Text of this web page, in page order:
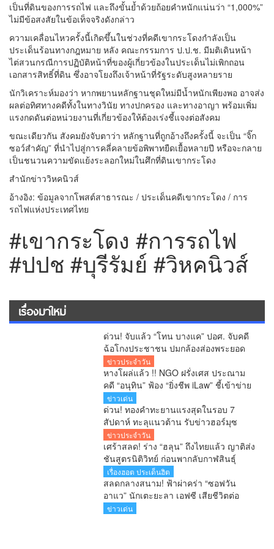
เป็นที่ดินของการรถไฟ และถึงขั้นย้ำด้วยถ้อยคำหนักแน่นว่า “1,000%”
ไม่มีข้อสงสัยในข้อเท็จจริงดังกล่าว
ความเคลื่อนไหวครั้งนี้เกิดขึ้นในช่วงที่คดีเขากระโดงกำลังเป็น
ประเด็นร้อนทางกฎหมาย หลัง คณะกรรมการ ป.ป.ช. มีมติเดินหน้า
ไต่สวนกรณีการปฏิบัติหน้าที่ของผู้เกี่ยวข้องในประเด็นไม่เพิกถอน
เอกสารสิทธิ์ที่ดิน ซึ่งอาจโยงถึงเจ้าหน้าที่รัฐระดับสูงหลายราย
นักวิเคราะห์มองว่า หากพยานหลักฐานชุดใหม่มีน้ำหนักเพียงพอ อาจส่ง
ผลต่อทิศทางคดีทั้งในทางวินัย ทางปกครอง และทางอาญา พร้อมเพิ่ม
แรงกดดันต่อหน่วยงานที่เกี่ยวข้องให้ต้องเร่งชี้แจงต่อสังคม
ขณะเดียวกัน สังคมยังจับตาว่า หลักฐานที่ถูกอ้างถึงครั้งนี้ จะเป็น “จิ๊ก
ซอว์สำคัญ” ที่นำไปสู่การคลี่คลายข้อพิพาทยืดเยื้อหลายปี หรือจะกลาย
เป็นชนวนความขัดแย้งระลอกใหม่ในศึกที่ดินเขากระโดง
สำนักข่าววิหคนิวส์
อ้างอิง: ข้อมูลจากโพสต์สาธารณะ / ประเด็นคดีเขากระโดง / การ
รถไฟแห่งประเทศไทย
#เขากระโดง #การรถไฟ
#ปปช #บุรีรัมย์ #วิหคนิวส์
เรื่องมาใหม่
ด่วน! จับแล้ว “โทน บางแค” ปอศ. จับคดี
ฉ้อโกงประชาชน ปมกล้องส่องพระยอด
จองเกือบ 20 ล้านบาท
ข่าวประจำวัน
หางโผล่แล้ว !! NGO ฝรั่งเศส ประณาม
คดี “อนุทิน” ฟ้อง “ยิ่งชีพ iLaw” ชี้เข้าข่าย
SLAPP งง มาก จี้ไทยยกเลิกโทษอาญา
หมิ่นประมาท
ข่าวเด่น
ด่วน! ทองคำทะยานแรงสุดในรอบ 7
สัปดาห์ ทะลุแนวต้าน รับข่าวฮอร์มุซ
คลี่คลาย
ข่าวประจำวัน
เศร้าสลด! ร่าง “ฮลุน” ถึงไทยแล้ว ญาติส่ง
ชันสูตรนิติวิทย์ ก่อนพากลับกาฬสินธุ์
เรื่องฮอต ประเด็นฮิต
สลดกลางสนาม! ฟ้าผ่าคร่า “ซอฟวัน
อาแว” นักเตะยะลา เอฟซี เสียชีวิตต่อ
หน้าแฟนบอล
ข่าวเด่น